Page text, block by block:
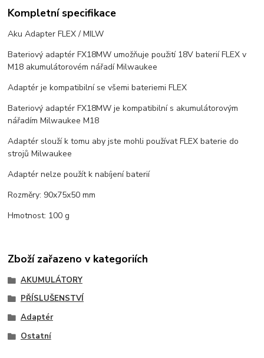
Kompletní specifikace
Aku Adapter FLEX / MILW
Bateriový adaptér FX18MW umožňuje použití 18V baterií FLEX v
M18 akumulátorovém nářadí Milwaukee
Adaptér je kompatibilní se všemi bateriemi FLEX
Bateriový adaptér FX18MW je kompatibilní s akumulátorovým
nářadím Milwaukee M18
Adaptér slouží k tomu aby jste mohli používat FLEX baterie do
strojů Milwaukee
Adaptér nelze použít k nabíjení baterií
Rozměry: 90x75x50 mm
Hmotnost: 100 g
Zboží zařazeno v kategoriích
AKUMULÁTORY
PŘÍSLUŠENSTVÍ
Adaptér
Ostatní